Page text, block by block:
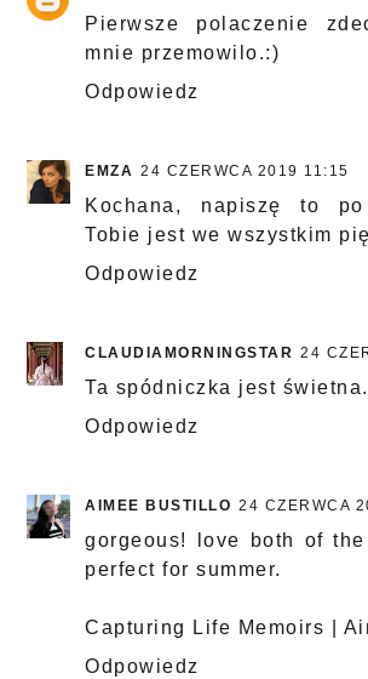
Pierwsze polaczenie
mnie przemowilo.:)
Odpowiedz
EMZA 24 CZERWCA 2019 11:15
Kochana, napiszę to
Tobie jest we wszystkim
Odpowiedz
CLAUDIAMORNINGSTAR 24
Ta spódniczka jest świetna.
Odpowiedz
AIMEE BUSTILLO 24 CZERWCA
gorgeous! love both of
perfect for summer.
Capturing Life Memoirs |
Odpowiedz